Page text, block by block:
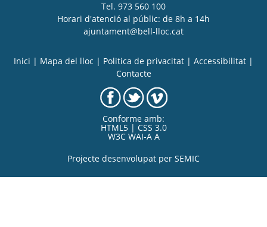
Tel. 973 560 100
Horari d'atenció al públic: de 8h a 14h
ajuntament@bell-lloc.cat
Inici Mapa del lloc Politica de privacitat Accessibilitat
Contacte
Conforme amb:
HTML5 | CSS 3.0
W3C WAI-A A
Projecte desenvolupat per SEMIC